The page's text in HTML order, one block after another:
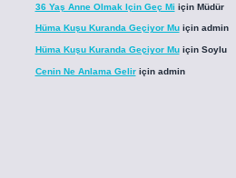
36 Yaş Anne Olmak Için Geç Mi için Müdür
Hüma Kuşu Kuranda Geçiyor Muiçin admin
Hüma Kuşu Kuranda Geçiyor Muiçin Soylu
Cenin Ne Anlama Geliriçin admin